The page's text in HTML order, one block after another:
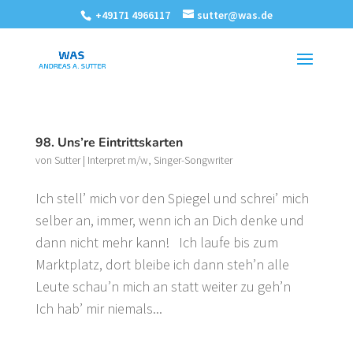
+49171 4966117 sutter@was.de
98. Uns’re Eintrittskarten
von Sutter| Interpret m/w, Singer-Songwriter
Ich stell’ mich vor den Spiegel und schrei’ mich
selber an, immer, wenn ich an Dich denke und
dann nicht mehr kann! Ich laufe bis zum
Marktplatz, dort bleibe ich dann steh’n alle
Leute schau’n mich an statt weiter zu geh’n
Ich hab’ mir niemals...